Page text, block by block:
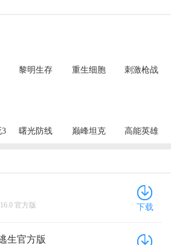
黎明生存
重生细胞 刺激枪战
3 曙光防线 巅峰坦克 高能英雄
官方版 下载
生官方版